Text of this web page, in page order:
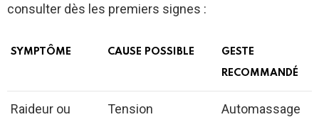
consulter dès les premiers signes :
SYMPTÔME CAUSE POSSIBLE GESTE
RECOMMANDÉ
Raideur ou
Tension
Automassage